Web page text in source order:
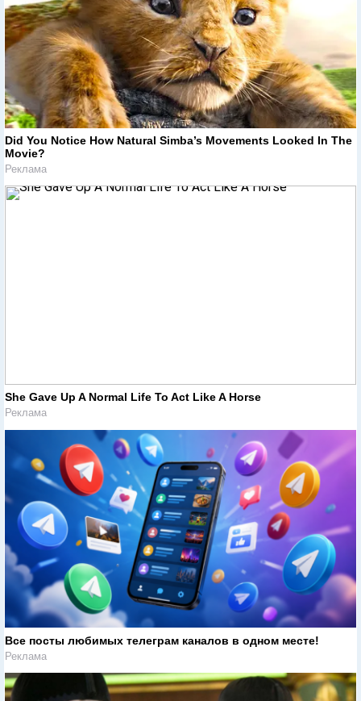
Did You Notice How Natural Simba’s Movements Looked In The
Movie?
Реклама
She Gave Up A Normal Life To Act Like A Horse
Реклама
Все посты любимых телеграм каналов в одном месте!
Реклама